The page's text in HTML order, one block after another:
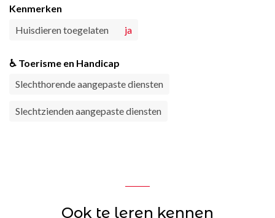
Kenmerken
Huisdieren toegelaten
ja
♿ Toerisme en Handicap
Slechthorende aangepaste diensten
Slechtzienden aangepaste diensten
Ook te leren kennen